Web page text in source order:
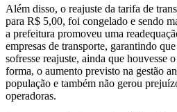
Além disso, o reajuste da tarifa de
para R$ 5,00, foi congelado e sendo
a prefeitura promoveu uma
empresas de transporte, garantindo
sofresse reajuste, ainda que houvesse
forma, o aumento previsto na gestão
população e também não gerou
operadoras.